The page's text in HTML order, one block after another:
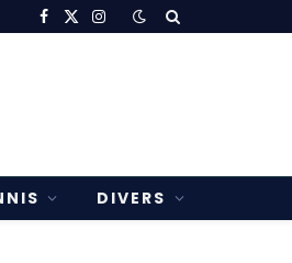
Facebook
X
Instagram
DIVERS